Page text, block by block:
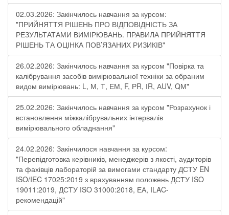
02.03.2026: Закінчилось навчання за курсом:
"ПРИЙНЯТТЯ РІШЕНЬ ПРО ВІДПОВІДНІСТЬ ЗА
РЕЗУЛЬТАТАМИ ВИМІРЮВАНЬ. ПРАВИЛА ПРИЙНЯТТЯ
РІШЕНЬ ТА ОЦІНКА ПОВ’ЯЗАНИХ РИЗИКІВ"
26.02.2026: Закінчилось навчання за курсом "Повірка та
калібрування засобів вимірювальної техніки за обраним
видом вимірювань: L, М, Т, ЕМ, F, РR, ІR, АUV, QМ"
25.02.2026: Закінчилось навчання за курсом "Розрахунок і
встановлення міжкалібрувальних інтервалів
вимірювального обладнання"
24.02.2026: Закінчилося навчання за курсом:
"Перепідготовка керівників, менеджерів з якості, аудиторів
та фахівців лабораторій за вимогами стандарту ДСТУ EN
ISO/IEC 17025:2019 з врахуванням положень ДСТУ ISO
19011:2019, ДСТУ ISO 31000:2018, ЕА, ILAC-
рекомендацій"